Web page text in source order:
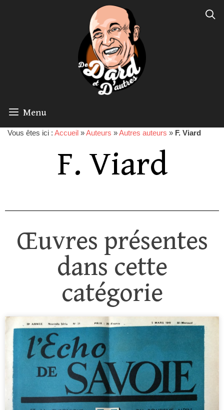
Menu
Vous êtes ici : Accueil »Auteurs »Autres auteurs » F. Viard
F. Viard
Œuvres présentes
dans cette
catégorie